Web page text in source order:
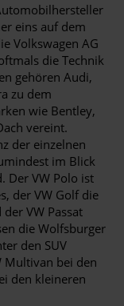
eins auf dem
Volkswagen AG
die Technik
gehören Audi,
zu dem
wie Bentley,
vereint.
der einzelnen
im Blick
Der VW Polo ist
der VW Golf die
VW Passat
die Wolfsburger
den SUV
Multivan bei den
den kleineren